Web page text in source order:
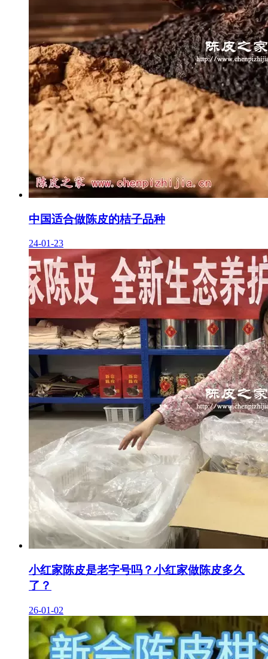
中国适合做陈皮的桔子品种
24-01-23
小红家陈皮是老字号吗？小红家做陈皮多久
了？
26-01-02